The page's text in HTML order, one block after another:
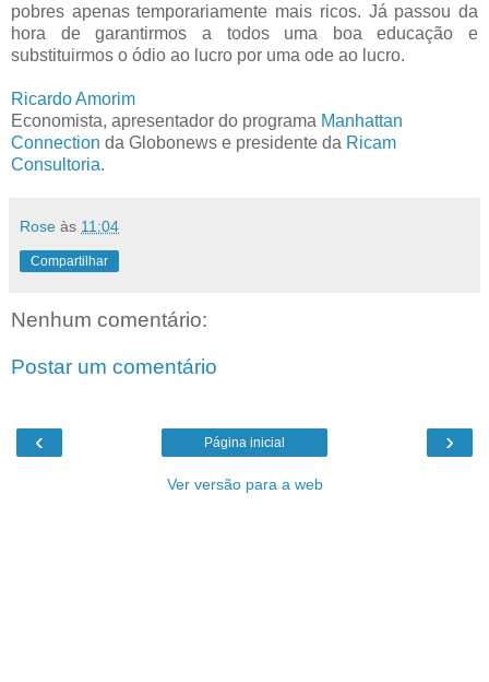
pobres apenas temporariamente mais ricos. Já passou da
hora de garantirmos a todos uma boa educação e
substituirmos o ódio ao lucro por uma ode ao lucro.
Ricardo Amorim
Economista, apresentador do programa Manhattan
Connection da Globonews e presidente da Ricam
Consultoria.
Rose às 11:04
Compartilhar
Nenhum comentário:
Postar um comentário
‹ ›
Página inicial
Ver versão para a web